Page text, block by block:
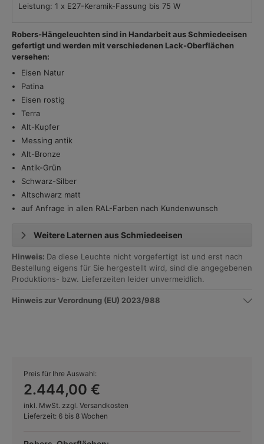
Leistung: 1 x E27-Keramik-Fassung bis 75 W
Robers-Hängeleuchten sind in Handarbeit aus Schmiedeeisen
gefertigt und werden mit verschiedenen Lack-Oberflächen
versehen:
Eisen Natur
Patina
Eisen rostig
Terra
Alt-Kupfer
Messing antik
Alt-Bronze
Antik-Grün
Schwarz-Silber
Altschwarz matt
auf Anfrage in allen RAL-Farben nach Kundenwunsch
Weitere Laternen aus Schmiedeeisen
Hinweis: Da diese Leuchte nicht vorgefertigt ist und erst nach
Bestellung eigens für Sie hergestellt wird, sind die angegebenen
Produktions- bzw. Lieferzeiten leider unvermeidlich.
Hinweis zur Verordnung (EU) 2023/988
Preis für Ihre Auswahl:
2.444,00 €
inkl. MwSt. zzgl. Versandkosten
Lieferzeit: 6 bis 8 Wochen